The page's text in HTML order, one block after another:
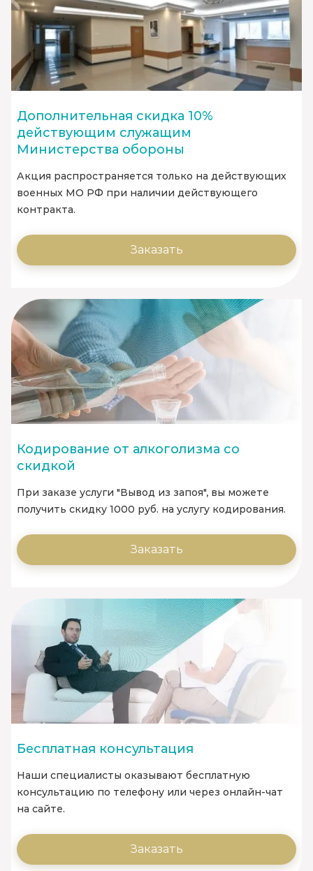
Дополнительная скидка 10%
действующим служащим
Министерства обороны
Акция распространяется только на действующих
военных МО РФ при наличии действующего
контракта.
Заказать
Кодирование от алкоголизма со
скидкой
При заказе услуги "Вывод из запоя", вы можете
получить скидку 1000 руб. на услугу кодирования.
Заказать
Бесплатная консультация
Наши специалисты оказывают бесплатную
консультацию по телефону или через онлайн-чат
на сайте.
Заказать